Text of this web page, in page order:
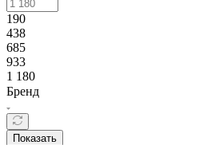
190
438
685
933
1 180
Бренд
Показать